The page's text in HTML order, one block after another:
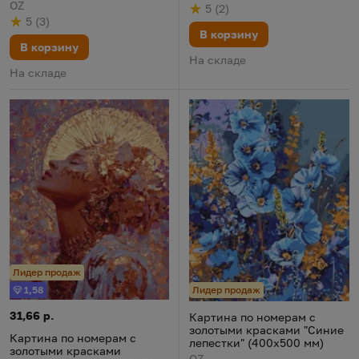
OZ
Рейтинг
5
из 5 (
по результату
3
голосов)
В корзину
На складе
Рейтинг
5
из 5 (
по результату
2
голосов)
В корзину
На складе
Лидер продаж
Бонус
1,58
Картина по номерам с золотыми красками "Золотое сияние"
Цена:
31,66 р.
Картина по номерам с
золотыми красками
Лидер продаж
Картина по номерам с
Картина по номерам с
золотыми красками "Синие
лепестки" (400х500 мм)